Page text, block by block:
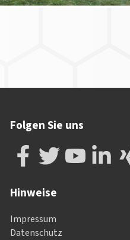
Folgen Sie uns
Hinweise
Impressum
Datenschutz